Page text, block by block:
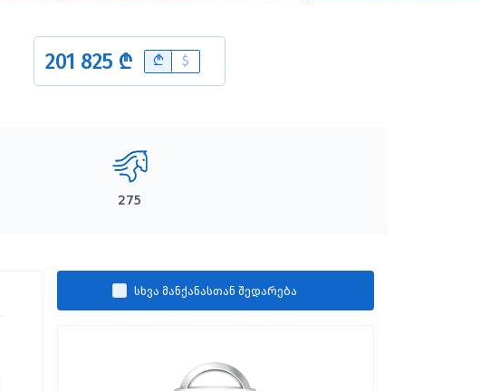
201 825 ₾ B $
275
სხვა მანქანასთან შედარება